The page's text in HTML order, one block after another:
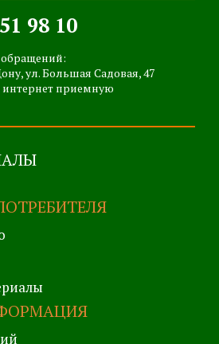
98 10
ул. Большая Садовая, 47
приемную